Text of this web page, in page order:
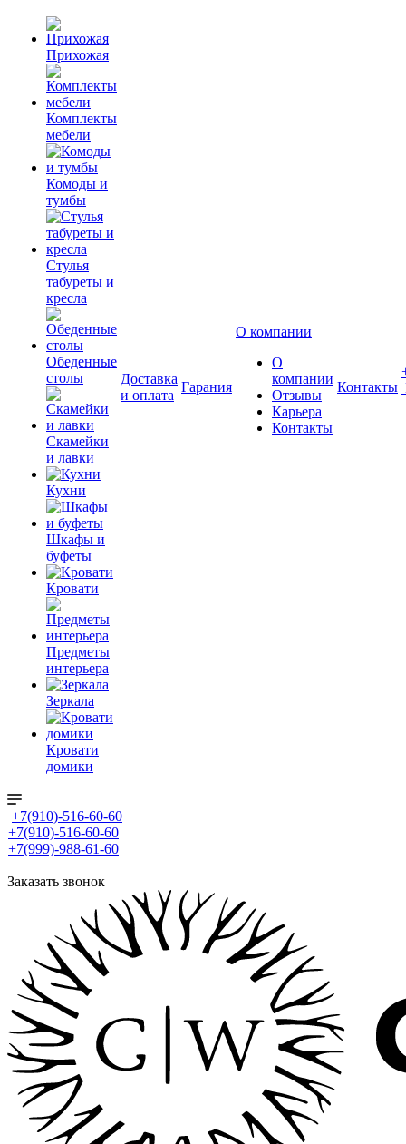
Прихожая
Комплекты
мебели
Комоды и
тумбы
Стулья
табуреты и
кресла
Обеденные
столы
Скамейки
и лавки
Кухни
Шкафы и
буфеты
Кровати
Предметы
интерьера
Зеркала
Кровати
домики
Доставка
и оплата
Гарания
О компании
О
компании
Отзывы
Карьера
Контакты
Контакты
+7(910)-516-60-60
+7(910)-516-60-60
+7(999)-988-61-60
Заказать звонок